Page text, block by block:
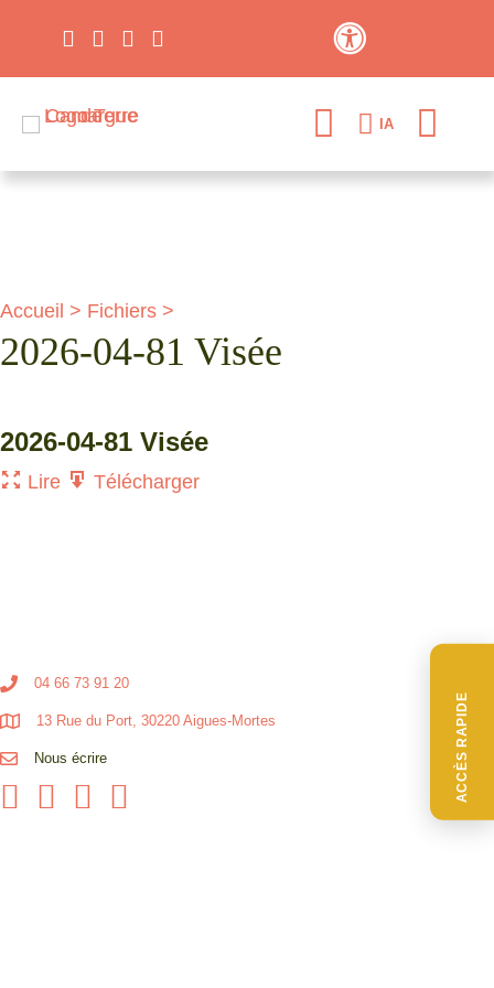
ACCÈS RAPIDE
IA
Accueil > Fichiers >
2026-04-81 Visée
2026-04-81 Visée
Lire Télécharger
04 66 73 91 20
13 Rue du Port, 30220 Aigues-Mortes
Nous écrire